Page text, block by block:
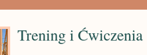
Trening i Ćwiczenia